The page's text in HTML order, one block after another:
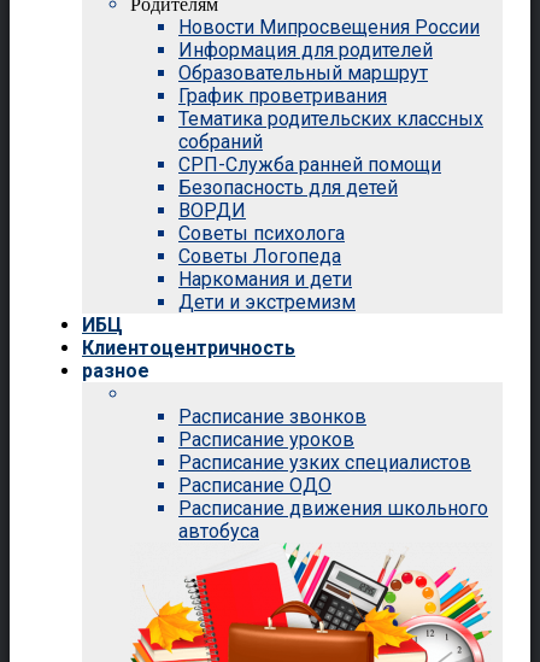
Родителям
Новости Мипросвещения России
Информация для родителей
Образовательный маршрут
График проветривания
Тематика родительских классных
собраний
СРП-Служба ранней помощи
Безопасность для детей
ВОРДИ
Советы психолога
Советы Логопеда
Наркомания и дети
Дети и экстремизм
ИБЦ
Клиентоцентричность
разное
Расписание звонков
Расписание уроков
Расписание узких специалистов
Расписание ОДО
Расписание движения школьного
автобуса